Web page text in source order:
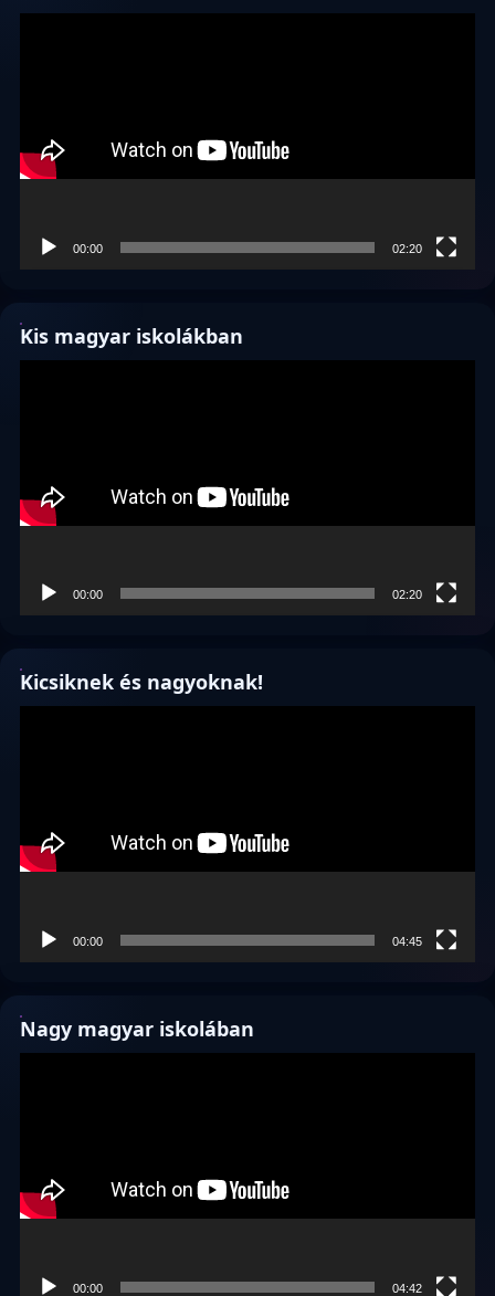
00:00 02:20
Kis magyar iskolákban
00:00 02:20
Kicsiknek és nagyoknak!
00:00 04:45
Nagy magyar iskolában
00:00 04:42